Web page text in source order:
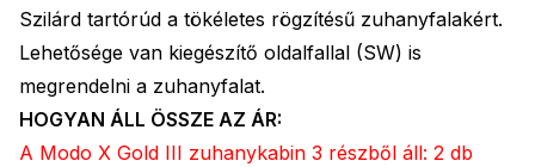
Szilárd tartórúd a tökéletes rögzítésű zuhanyfalakért.
Lehetősége van kiegészítő oldalfallal (SW) is
megrendelni a zuhanyfalat.
HOGYAN ÁLL ÖSSZE AZ ÁR:
A Modo X Gold III zuhanykabin 3 részből áll: 2 db